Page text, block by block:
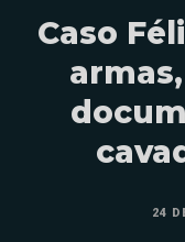
Caso
24